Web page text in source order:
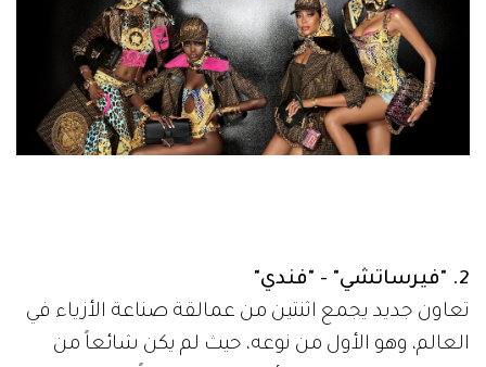
2. "فيرساتشي" - "فندي"
تعاون جديد يجمع اثنتين من عمالقة صناعة الأزياء في
العالم، وهو الأول من نوعه، حيث لم يكن شائعاً من